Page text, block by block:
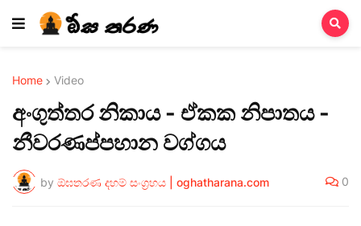
Home Video
අංගුත්තර නිකාය - ඒකක නිපාතය -
නීවරණප්පහාන වග්ගය
by ඕඝතරණ දහම් සංග්‍රහය | oghatharana.com 0